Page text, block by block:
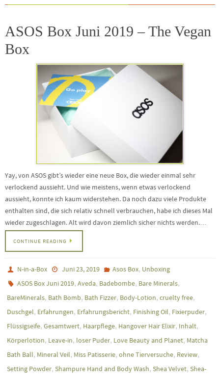
ASOS Box Juni 2019 – The Vegan
Box
Yay, von ASOS gibt’s wieder eine neue Box, die wieder einmal sehr
verlockend aussieht. Und wie meistens, wenn etwas verlockend
aussieht, konnte ich kaum widerstehen. Da noch dazu viele Produkte
enthalten sind, die sich relativ schnell verbrauchen, habe ich dieses Mal
wieder zugeschlagen. Alt wird davon ziemlich sicher nichts werden.…
CONTINUE READING
N-in-a-Box Juni 23, 2019 Asos Box, Unboxing
ASOS Box Juni 2019,Aveda, Badebombe, Bare Minerals,
BareMinerals, Bath Bomb, Bath Fizzer, Body-Lotion, cruelty free,
Duschgel, Erfahrungen, Erfahrungsbericht, Finishing Oil, Fixierpuder,
Flüssigseife, Gesamtwert, Haarpflege, Hangover Hair Elixir, Inhalt,
Körperlotion, Leave-in, loser Puder, Love Beauty and Planet, Matcha
Bath Ball, Mineral Veil, Miss Patisserie, ohne Tierversuche, Review,
Setting Powder, Shampure Hand and Body Wash, Shea Velvet, Shea-